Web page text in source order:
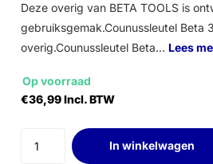
Deze overig van BETA TOOLS is
gebruiksgemak.Counussleutel Beta
overig.Counussleutel Beta... Lees
Op voorraad
€36,99 Incl. BTW
In winkelwagen